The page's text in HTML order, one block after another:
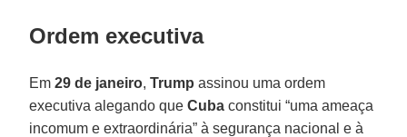
Ordem executiva
Em29 de janeiro,Trump assinou uma ordem
executiva alegando queCuba constitui “uma ameaça
incomum e extraordinária” à segurança nacional e à